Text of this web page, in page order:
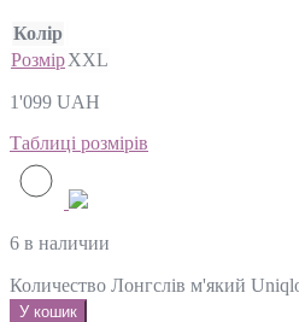
Колір
РозмірXXL
1'099 UAH
Таблиці розмірів
6 в наличии
Количество Лонгслів м'який
У кошик